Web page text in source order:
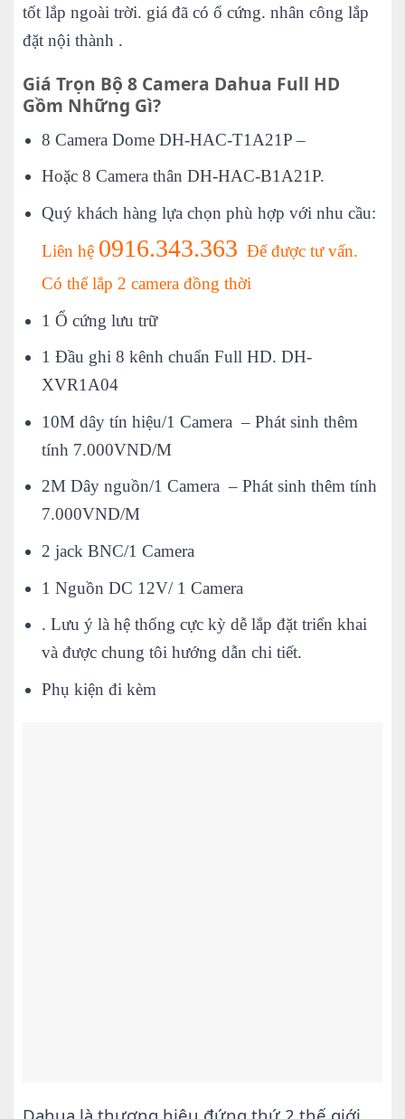
tốt lắp ngoài trời. giá đã có ổ cứng. nhân công lắp
đặt nội thành .
Giá Trọn Bộ 8 Camera Dahua Full HD
Gồm Những Gì?
8 Camera Dome DH-HAC-T1A21P –
Hoặc 8 Camera thân DH-HAC-B1A21P.
Quý khách hàng lựa chọn phù hợp với nhu cầu:
Liên hệ 0916.343.363 Để được tư vấn.
Có thể lắp 2 camera đồng thời
1 Ổ cứng lưu trữ
1 Đầu ghi 8 kênh chuẩn Full HD. DH-
XVR1A04
10M dây tín hiệu/1 Camera – Phát sinh thêm
tính 7.000VND/M
2M Dây nguồn/1 Camera – Phát sinh thêm tính
7.000VND/M
2 jack BNC/1 Camera
1 Nguồn DC 12V/ 1 Camera
. Lưu ý là hệ thống cực kỳ dễ lắp đặt triển khai
và được chung tôi hướng dẫn chi tiết.
Phụ kiện đi kèm